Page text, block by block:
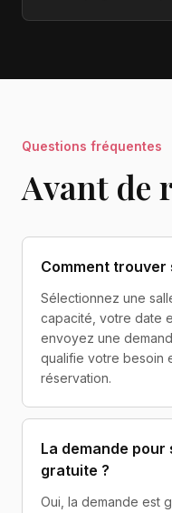
Questions fréquentes
Avant de
Comment trouver
Sélectionnez une
capacité, votre date
envoyez une
qualifie votre besoin
réservation.
La demande
gratuite ?
Oui, la demande est